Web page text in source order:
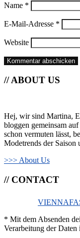
Name *
E-Mail-Adresse *
Website
// ABOUT US
Hej, wir sind Martina,
bloggen gemeinsam
schon vermuten lässt,
Modetrends der Saison
>>> About Us
// CONTACT
* Mit dem Absenden
Verarbeitung der